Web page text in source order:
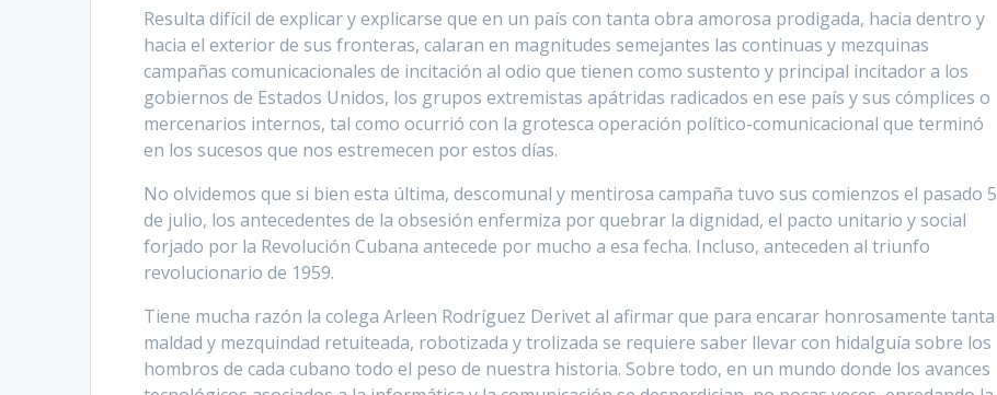
Resulta difícil de explicar y explicarse que en un país con tanta obra amorosa prodigada, hacia dentro y
hacia el exterior de sus fronteras, calaran en magnitudes semejantes las continuas y mezquinas
campañas comunicacionales de incitación al odio que tienen como sustento y principal incitador a los
gobiernos de Estados Unidos, los grupos extremistas apátridas radicados en ese país y sus cómplices o
mercenarios internos, tal como ocurrió con la grotesca operación político-comunicacional que terminó
en los sucesos que nos estremecen por estos días.
No olvidemos que si bien esta última, descomunal y mentirosa campaña tuvo sus comienzos el pasado 5
de julio, los antecedentes de la obsesión enfermiza por quebrar la dignidad, el pacto unitario y social
forjado por la Revolución Cubana antecede por mucho a esa fecha. Incluso, anteceden al triunfo
revolucionario de 1959.
Tiene mucha razón la colega Arleen Rodríguez Derivet al afirmar que para encarar honrosamente tanta
maldad y mezquindad retuiteada, robotizada y trolizada se requiere saber llevar con hidalguía sobre los
hombros de cada cubano todo el peso de nuestra historia. Sobre todo, en un mundo donde los avances